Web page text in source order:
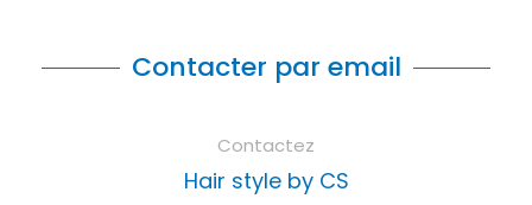
Contacter par email
Contactez
Hair style by CS